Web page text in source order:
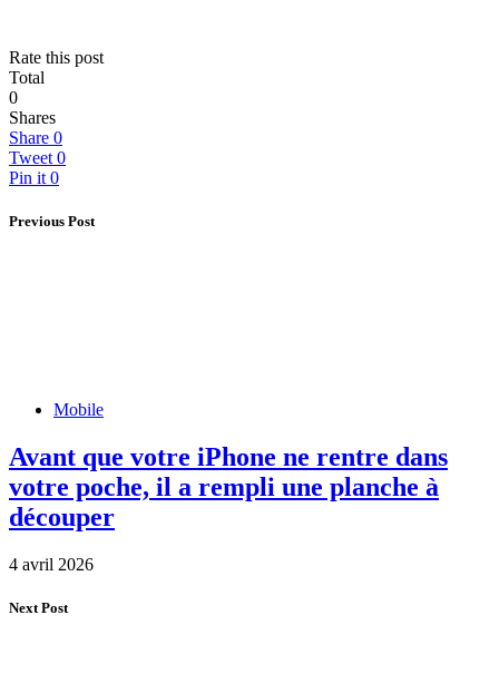
Rate this post
Total
0
Shares
Share 0
Tweet 0
Pin it 0
Previous Post
Mobile
Avant que votre iPhone ne rentre dans
votre poche, il a rempli une planche à
découper
4 avril 2026
Next Post